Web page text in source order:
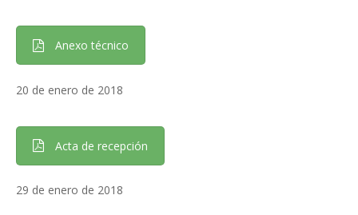
Anexo técnico
20 de enero de 2018
Acta de recepción
29 de enero de 2018